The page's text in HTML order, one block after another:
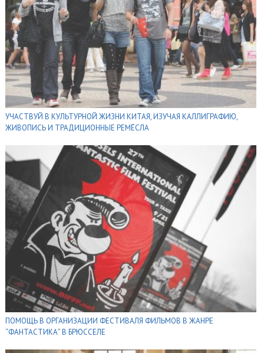
УЧАСТВУЙ В КУЛЬТУРНОЙ ЖИЗНИ КИТАЯ, ИЗУЧАЯ КАЛЛИГРАФИЮ,
ЖИВОПИСЬ И ТРАДИЦИОННЫЕ РЕМЁСЛА
ПОМОЩЬ В ОРГАНИЗАЦИИ ФЕСТИВАЛЯ ФИЛЬМОВ В ЖАНРЕ
“ФАНТАСТИКА” В БРЮССЕЛЕ